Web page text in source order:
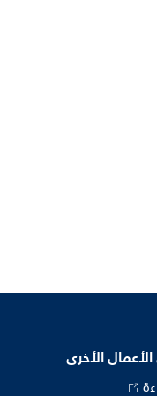
الأخرى